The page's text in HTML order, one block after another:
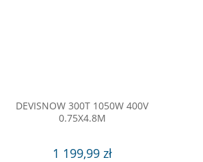
DEVISNOW 300T 1050W 400V
0.75X4.8M
1 199,99 zł